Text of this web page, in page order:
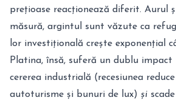
prețioase reacționează diferit. Aurul
măsură, argintul sunt văzute ca
lor investițională crește exponențial
Platina, însă, suferă un dublu impact
cererea industrială (recesiunea
autoturisme și bunuri de lux) și